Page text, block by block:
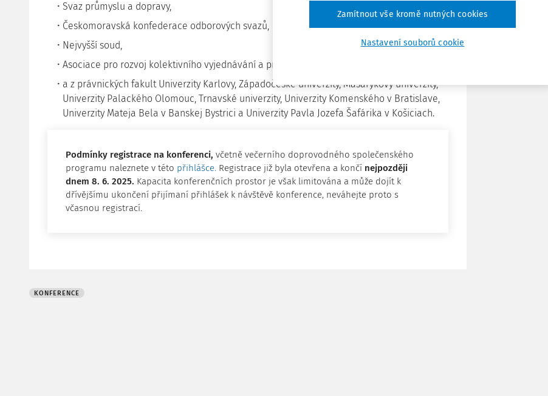
Svaz průmyslu a dopravy,
Českomoravská konfederace odborových svazů,
Nejvyšší soud,
Asociace pro rozvoj kolektivního vyjednávání a pracovních vztahů
a z právnických fakult Univerzity Karlovy, Západočeské univerzity, Masarykovy univerzity,
Univerzity Palackého Olomouc, Trnavské univerzity, Univerzity Komenského v Bratislave,
Univerzity Mateja Bela v Banskej Bystrici a Univerzity Pavla Jozefa Šafárika v Košiciach.
Podmínky registrace na konferenci, včetně večerního doprovodného společenského
programu naleznete v této přihlášce. Registrace již byla otevřena a končí nejpozději
dnem 8. 6. 2025. Kapacita konferenčních prostor je však limitována a může dojít k
dřívějšímu ukončení přijímaní přihlášek k návštěvě konference, neváhejte proto s
včasnou registrací.
KONFERENCE
Nastavení souborů cookie
Zamítnout vše kromě nutných cookies